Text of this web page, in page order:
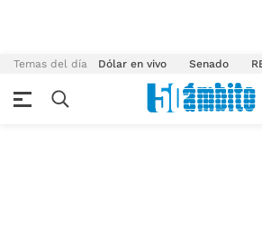
Temas del día Dólar en vivo Senado